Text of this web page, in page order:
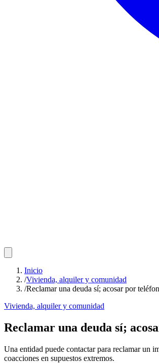
Inicio
/Vivienda, alquiler y comunidad
/Reclamar una deuda sí; acosar por
Vivienda, alquiler y comunidad
Reclamar una deuda sí;
Una entidad puede contactar para reclamar un
coacciones en supuestos extremos.